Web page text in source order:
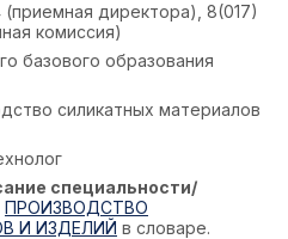
директора), 8(017)
комиссия)
базового образования
силикатных материалов
специальности/
ПРОИЗВОДСТВО
И ИЗДЕЛИЙ в словаре.